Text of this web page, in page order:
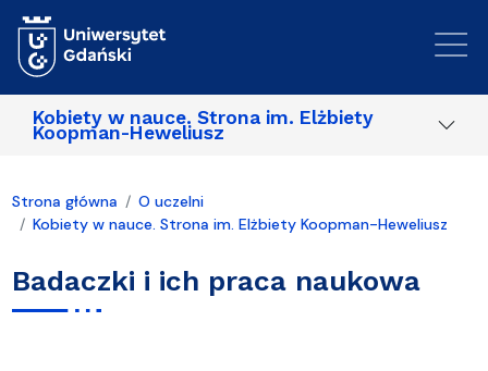
Kobiety w nauce. Strona im. Elżbiety
Koopman-Heweliusz
Strona główna
O uczelni
Kobiety w nauce. Strona im. Elżbiety Koopman-Heweliusz
Badaczki i ich praca naukowa